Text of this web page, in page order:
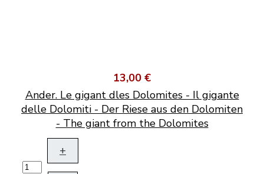
13,00 €
Ander. Le gigant dles Dolomites - Il gigante
delle Dolomiti - Der Riese aus den Dolomiten
- The giant from the Dolomites
+